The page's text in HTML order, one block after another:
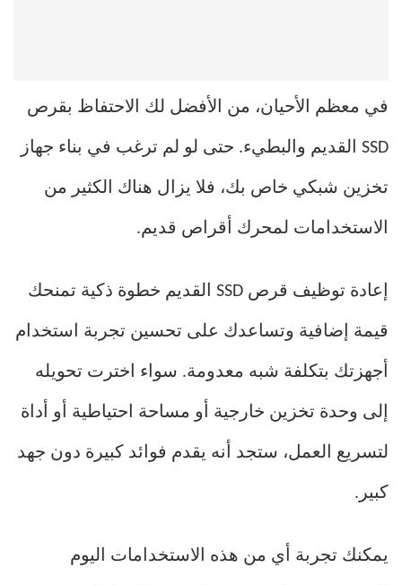
في معظم الأحيان، من الأفضل لك الاحتفاظ بقرص
SSD القديم والبطيء. حتى لو لم ترغب في بناء جهاز
تخزين شبكي خاص بك، فلا يزال هناك الكثير من
الاستخدامات لمحرك أقراص قديم.
إعادة توظيف قرص SSD القديم خطوة ذكية تمنحك
قيمة إضافية وتساعدك على تحسين تجربة استخدام
أجهزتك بتكلفة شبه معدومة. سواء اخترت تحويله
إلى وحدة تخزين خارجية أو مساحة احتياطية أو أداة
لتسريع العمل، ستجد أنه يقدم فوائد كبيرة دون جهد
كبير.
يمكنك تجربة أي من هذه الاستخدامات اليوم